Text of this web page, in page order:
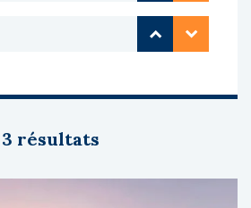
Rentabilité
3 résultats